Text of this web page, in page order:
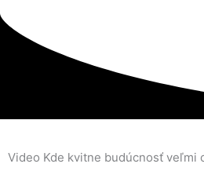
Video Kde kvitne budúcnosť veľmi